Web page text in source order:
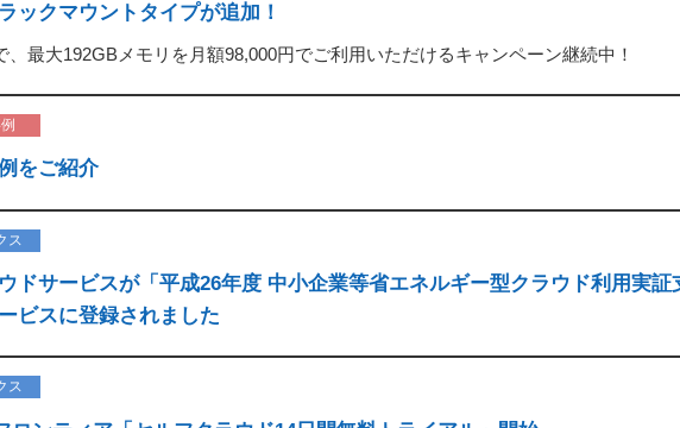
ックマウントタイプが追加！
、最大192GBメモリを月額98,000円でご利用いただけるキャンペーン継続中！
をご紹介
ス
ドサービスが「平成26年度 中小企業等省エネルギー型クラウド利用実証
ビスに登録されました
ス